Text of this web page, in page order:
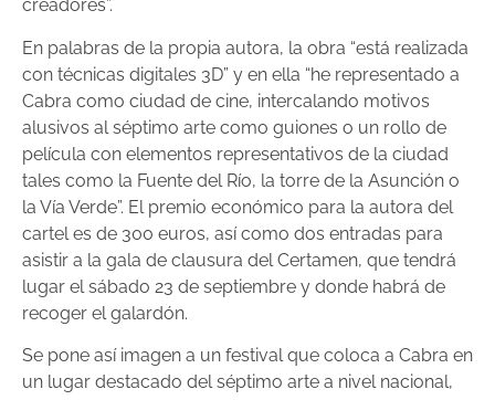
creadores”.
En palabras de la propia autora, la obra “está realizada
con técnicas digitales 3D” y en ella “he representado a
Cabra como ciudad de cine, intercalando motivos
alusivos al séptimo arte como guiones o un rollo de
película con elementos representativos de la ciudad
tales como la Fuente del Río, la torre de la Asunción o
la Vía Verde”. El premio económico para la autora del
cartel es de 300 euros, así como dos entradas para
asistir a la gala de clausura del Certamen, que tendrá
lugar el sábado 23 de septiembre y donde habrá de
recoger el galardón.
Se pone así imagen a un festival que coloca a Cabra en
un lugar destacado del séptimo arte a nivel nacional,